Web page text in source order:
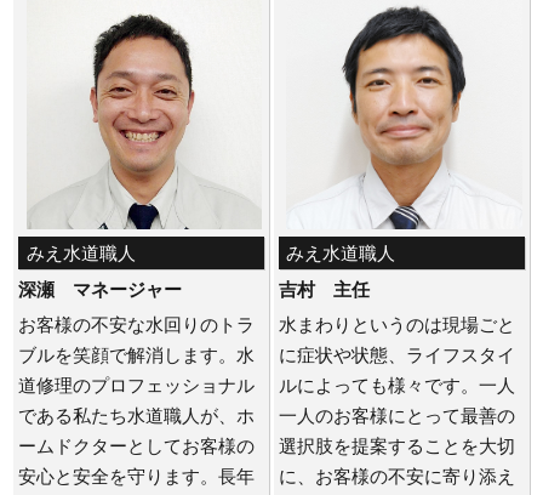
みえ水道職人
深瀬 マネージャー
お客様の不安な水回りのトラ
ブルを笑顔で解消します。水
道修理のプロフェッショナル
である私たち水道職人が、ホ
ームドクターとしてお客様の
安心と安全を守ります。長年
みえ水道職人
吉村 主任
水まわりというのは現場ごと
に症状や状態、ライフスタイ
ルによっても様々です。一人
一人のお客様にとって最善の
選択肢を提案することを大切
に、お客様の不安に寄り添え